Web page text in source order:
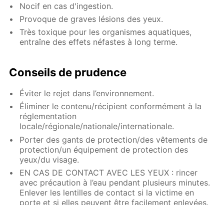
Nocif en cas d'ingestion.
Provoque de graves lésions des yeux.
Très toxique pour les organismes aquatiques,
entraîne des effets néfastes à long terme.
Conseils de prudence
Éviter le rejet dans l’environnement.
Éliminer le contenu/récipient conformément à la
réglementation
locale/régionale/nationale/internationale.
Porter des gants de protection/des vêtements de
protection/un équipement de protection des
yeux/du visage.
EN CAS DE CONTACT AVEC LES YEUX : rincer
avec précaution à l’eau pendant plusieurs minutes.
Enlever les lentilles de contact si la victime en
porte et si elles peuvent être facilement enlevées.